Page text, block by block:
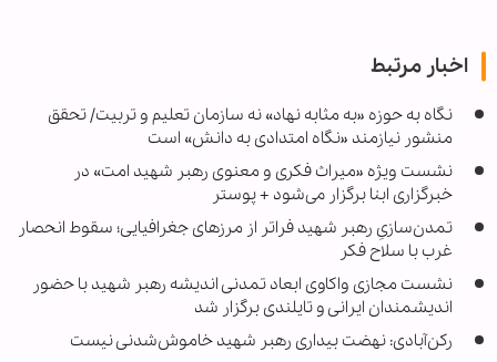
اخبار مرتبط
نگاه به حوزه «به مثابه نهاد» نه سازمان تعلیم و تربیت/ تحقق
منشور نیازمند «نگاه امتدادی به دانش» است
نشست ویژه «میراث فکری و معنوی رهبر شهید امت» در
خبرگزاری ابنا برگزار می‌شود + پوستر
تمدن‌سازیِ رهبر شهید فراتر از مرزهای جغرافیایی؛ سقوط انحصار
غرب با سلاح فکر
نشست مجازی واکاوی ابعاد تمدنی اندیشه رهبر شهید با حضور
اندیشمندان ایرانی و تایلندی برگزار شد
رکن‌آبادی: نهضت بیداری رهبر شهید خاموش‌شدنی نیست